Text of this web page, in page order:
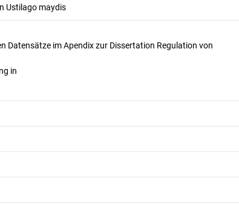
Ustilago maydis
Datensätze im Apendix zur Dissertation Regulation von
in